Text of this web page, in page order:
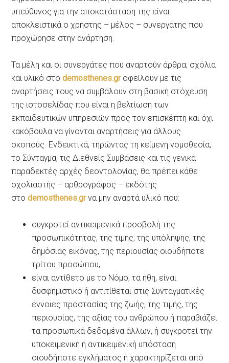
υπεύθυνος για την αποκατάσταση της είναι
αποκλειστικά ο χρήστης – μέλος – συνεργάτης που
προχώρησε στην ανάρτηση.
Τα μέλη και οι συνεργάτες που αναρτούν άρθρα, σχόλια
και υλικό στοdemosthenes.grοφείλουν με τις
αναρτήσεις τους να συμβάλουν στη βασική στόχευση
της ιστοσελίδας που είναι η βελτίωση των
εκπαιδευτικών υπηρεσιών προς τον επισκέπτη και όχι
κακόβουλα να γίνονται αναρτήσεις για άλλους
σκοπούς. Ενδεικτικά, τηρώντας τη κείμενη νομοθεσία,
το Σύνταγμα, τις Διεθνείς Συμβάσεις και τις γενικά
παραδεκτές αρχές δεοντολογίας, θα πρέπει κάθε
σχολιαστής – αρθρογράφος – εκδότης
στοdemosthenes.grνα μην αναρτά υλικό που:
συγκροτεί αντικειμενικά προσβολή της
προσωπικότητας, της τιμής, της υπόληψης, της
δημόσιας εικόνας, της περιουσίας οιουδήποτε
τρίτου προσώπου,
είναι αντίθετο με το Νόμο, τα ήθη, είναι
δυσφημιστικό ή αντιτίθεται στις Συνταγματικές
έννοιες προστασίας της ζωής, της τιμής, της
περιουσίας, της αξίας του ανθρώπου ή παραβιάζει
τα προσωπικά δεδομένα άλλων, ή συγκροτεί την
υποκειμενική ή αντικειμενική υπόσταση
οιουδήποτε εγκλήματος ή χαρακτηρίζεται από